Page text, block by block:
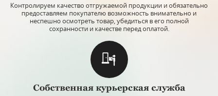
Контролируем качество отгружаемой продукции и обязательно
предоставляем покупателю возможность внимательно и
неспешно осмотреть товар, убедиться в его полной
сохранности и качестве перед оплатой.
Собственная курьерская служба